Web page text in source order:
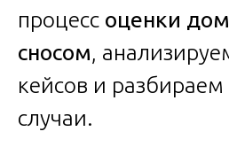
процесс оценки
сносом,
кейсов и
случаи.